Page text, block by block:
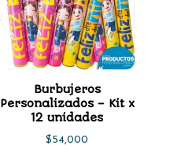
Burbujeros
Personalizados – Kit x
12 unidades
$54,000